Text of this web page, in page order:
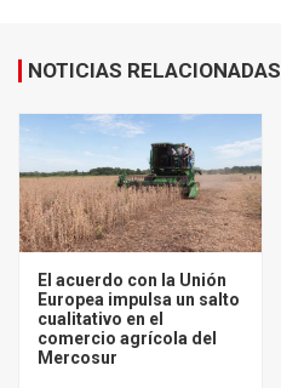
NOTICIAS RELACIONADAS
El acuerdo con la Unión
Europea impulsa un salto
cualitativo en el
comercio agrícola del
Mercosur